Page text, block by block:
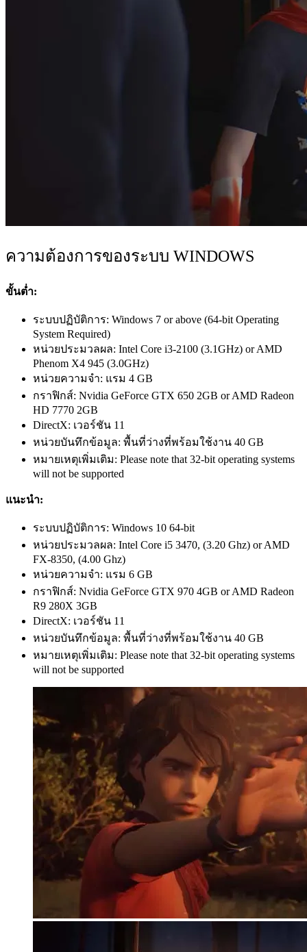
ความต้องการของระบบ WINDOWS
ขั้นต่ำ:
ระบบปฏิบัติการ: Windows 7 or above (64-bit Operating
System Required)
หน่วยประมวลผล: Intel Core i3-2100 (3.1GHz) or AMD
Phenom X4 945 (3.0GHz)
หน่วยความจำ: แรม 4 GB
กราฟิกส์: Nvidia GeForce GTX 650 2GB or AMD Radeon
HD 7770 2GB
DirectX: เวอร์ชัน 11
หน่วยบันทึกข้อมูล: พื้นที่ว่างที่พร้อมใช้งาน 40 GB
หมายเหตุเพิ่มเติม: Please note that 32-bit operating systems
will not be supported
แนะนำ:
ระบบปฏิบัติการ: Windows 10 64-bit
หน่วยประมวลผล: Intel Core i5 3470, (3.20 Ghz) or AMD
FX-8350, (4.00 Ghz)
หน่วยความจำ: แรม 6 GB
กราฟิกส์: Nvidia GeForce GTX 970 4GB or AMD Radeon
R9 280X 3GB
DirectX: เวอร์ชัน 11
หน่วยบันทึกข้อมูล: พื้นที่ว่างที่พร้อมใช้งาน 40 GB
หมายเหตุเพิ่มเติม: Please note that 32-bit operating systems
will not be supported